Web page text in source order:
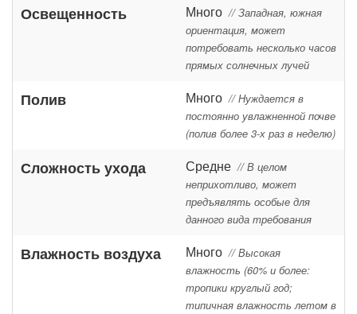
Освещенность Много // Западная, южная
ориентация, может
потребовать несколько часов
прямых солнечных лучей
Полив Много // Нуждается в
постоянно увлажненной почве
(полив более 3-х раз в неделю)
Сложность ухода Средне // В целом
неприхотливо, может
предъявлять особые для
данного вида требования
Влажность воздуха Много // Высокая
влажность (60% и более:
тропики круглый год;
типичная влажность летом в